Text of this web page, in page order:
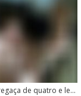
Branquinha arregaça de quatro e leva rola do cachorro no cu